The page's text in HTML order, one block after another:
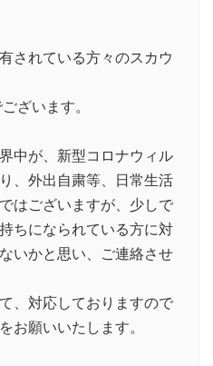
されている方々のスカウ
ざいます。
中が、新型コロナウィル
、外出自粛等、日常生活
はございますが、少しで
ちになられている方に対
いかと思い、ご連絡させ
、対応しておりますので
お願いいたします。